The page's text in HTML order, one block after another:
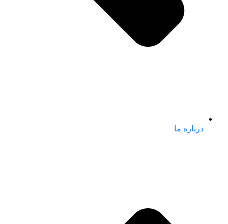
درباره ما